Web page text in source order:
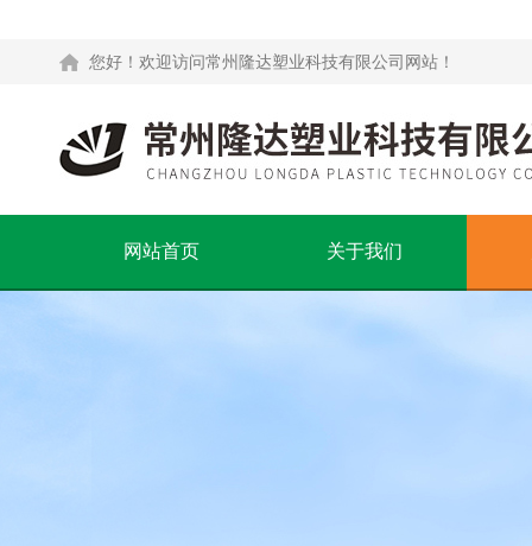
您好！欢迎访问常州隆达塑业科技有限公司网站！
网站首页 关于我们